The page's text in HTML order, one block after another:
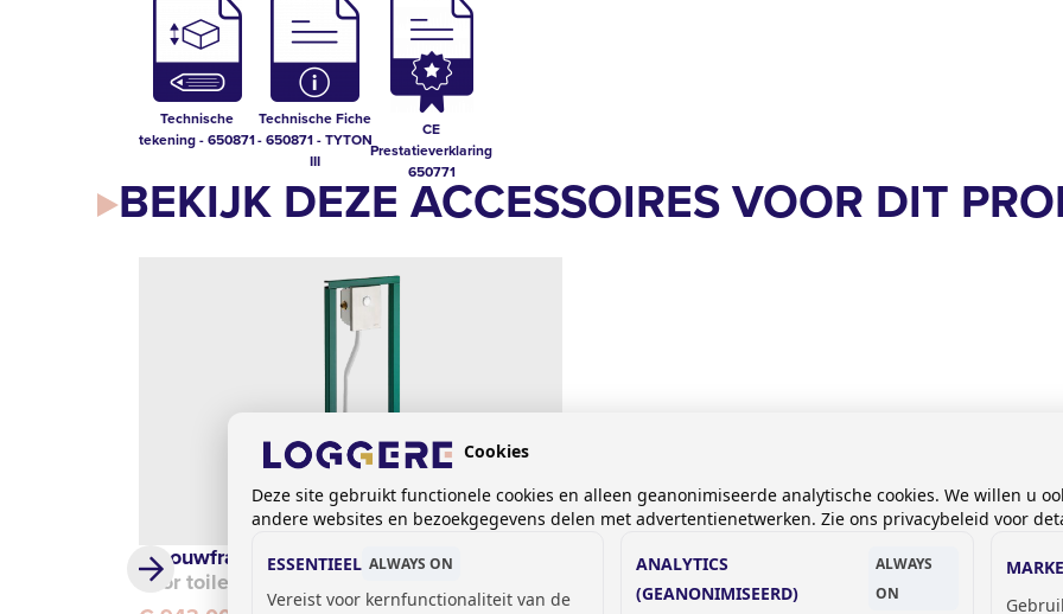
Technische
tekening - 650871
Technische Fiche
- 650871 - TYTON
III
CE
Prestatieverklaring
650771
BEKIJK DEZE ACCESSOIRES VOOR DIT
Inbouwframe Presto
voor toiletten
Cookies
Deze site gebruikt functionele cookies en alleen geanonimiseerde analytische cookies. We willen u
andere websites en bezoekgegevens delen met advertentienetwerken. Zie ons privacybeleid voor
ESSENTIEEL ALWAYS ON
Vereist voor kernfunctionaliteit van de
ANALYTICS
(GEANONIMISEERD)
ALWAYS
ON